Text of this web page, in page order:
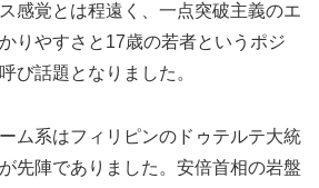
感覚とは程遠く、一点突破主義のエ
りやすさと17歳の若者というポジ
び話題となりました。
ム系はフィリピンのドゥテルテ大統
先陣でありました。安倍首相の岩盤